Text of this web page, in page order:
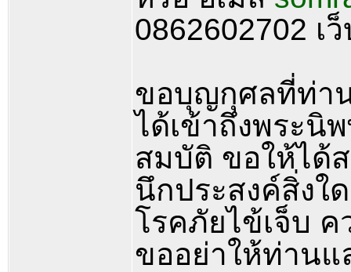
0862602702 เ
ขอบุญกุศลที่ท่า
ได้เข้าถึงพระนิ
สมบัติ ขอให้ได้
นึกประสงค์สิ่งใ
โรคภัยไข้เจ็บ
ขออย่าให้ท่านแ